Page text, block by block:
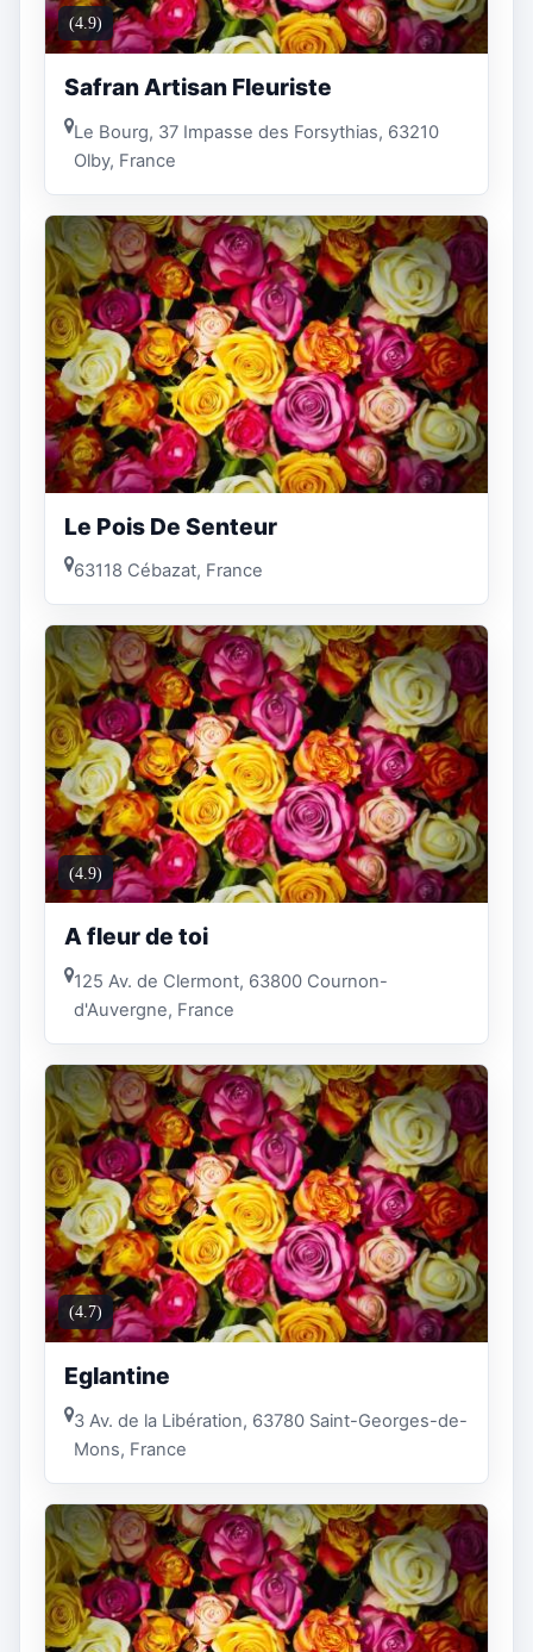
(4.9)
Safran Artisan Fleuriste
Le Bourg, 37 Impasse des Forsythias, 63210
Olby, France
Le Pois De Senteur
63118 Cébazat, France
(4.9)
A fleur de toi
125 Av. de Clermont, 63800 Cournon-
d'Auvergne, France
(4.7)
Eglantine
3 Av. de la Libération, 63780 Saint-Georges-de-
Mons, France